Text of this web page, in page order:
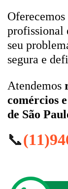
profissional
seu
segura e
Atendemos
comércios
de São
📞